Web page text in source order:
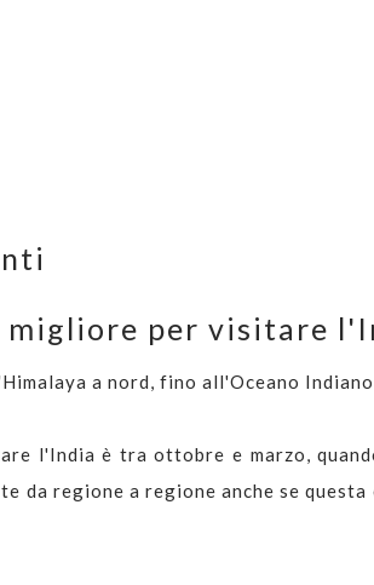
migliore per visitare
a nord, fino all'Oceano
l'India è tra ottobre e marzo,
da regione a regione anche se